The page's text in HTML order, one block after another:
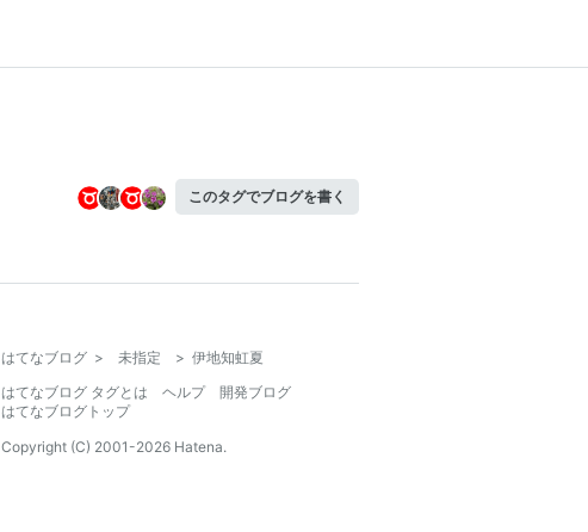
このタグでブログを書く
はてなブログ > 未指定 > 伊地知虹夏
はてなブログ タグとは
ヘルプ
開発ブログ
はてなブログトップ
Copyright (C) 2001-2026 Hatena.